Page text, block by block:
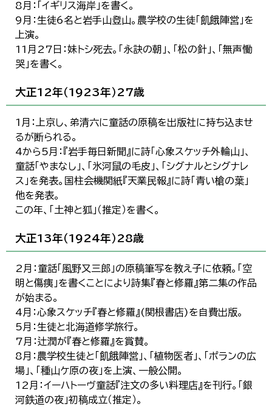
8月：「イギリス海岸」を書く。
9月：生徒6名と岩手山登山。農学校の生徒「飢餓陣営」を
上演。
11月27日：妹トシ死去。「永訣の朝」、「松の針」、「無声慟
哭」を書く。
大正12年（1923年）27歳
1月：上京し、弟清六に童話の原稿を出版社に持ち込ませ
るが断られる。
4から5月：『岩手毎日新聞』に詩「心象スケッチ外輪山」、
童話「やまなし」、「氷河鼠の毛皮」、「シグナルとシグナレ
ス」を発表。国柱会機関紙『天業民報』に詩「青い槍の葉」
他を発表。
この年、「土神と狐」（推定）を書く。
大正13年（1924年）28歳
2月：童話「風野又三郎」の原稿筆写を教え子に依頼。「空
明と傷痍」を書くことにより詩集『春と修羅』第二集の作品
が始まる。
4月：心象スケッチ『春と修羅』(関根書店)を自費出版。
5月：生徒と北海道修学旅行。
7月：辻潤が『春と修羅』を賞賛。
8月：農学校生徒と「飢餓陣営」、「植物医者」、「ポランの広
場」、「種山ケ原の夜」を上演、一般公開。
12月：イーハトーヴ童話『注文の多い料理店』を刊行。「銀
河鉄道の夜」初稿成立（推定）。